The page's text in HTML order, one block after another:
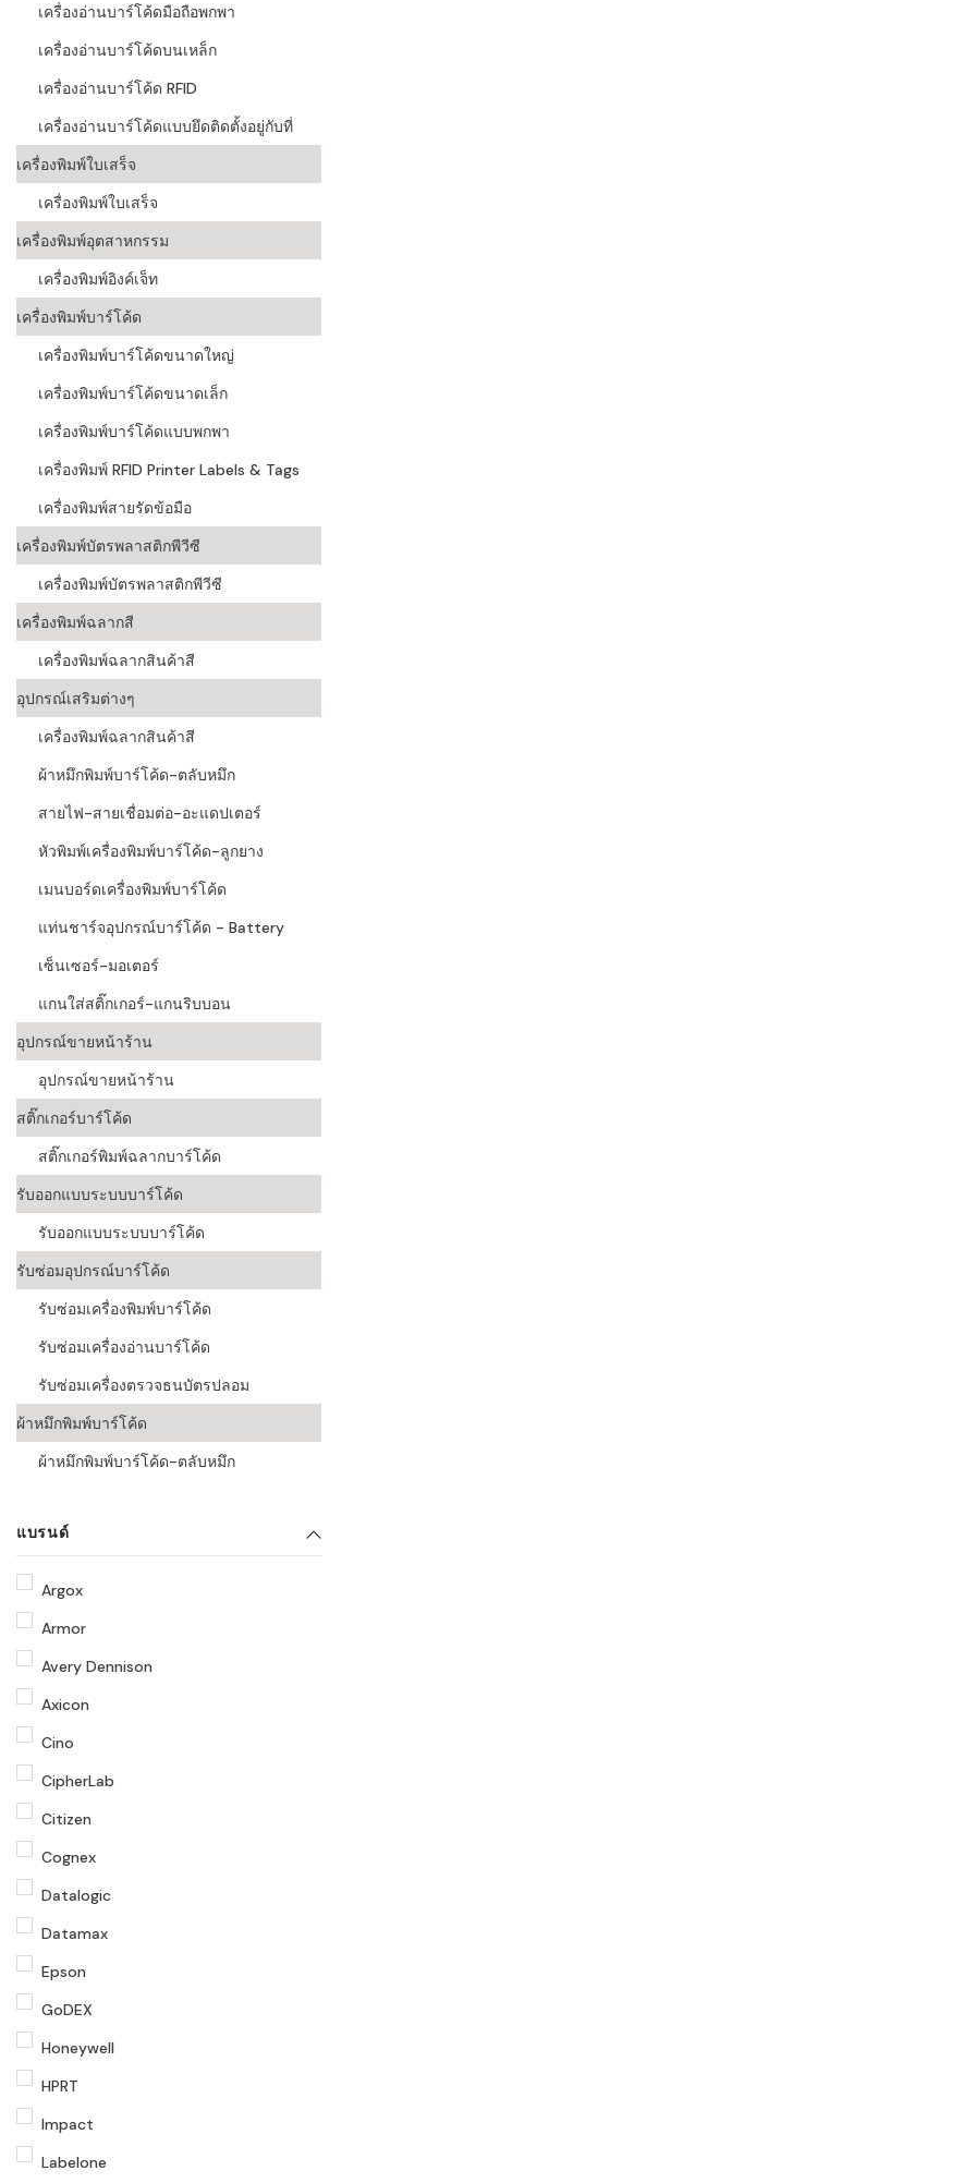
เครื่องอ่านบาร์โค้ดมือถือพกพา
เครื่องอ่านบาร์โค้ดบนเหล็ก
เครื่องอ่านบาร์โค้ด RFID
เครื่องอ่านบาร์โค้ดแบบยึดติดตั้งอยู่กับที่
เครื่องพิมพ์ใบเสร็จ
เครื่องพิมพ์ใบเสร็จ
เครื่องพิมพ์อุตสาหกรรม
เครื่องพิมพ์อิงค์เจ็ท
เครื่องพิมพ์บาร์โค้ด
เครื่องพิมพ์บาร์โค้ดขนาดใหญ่
เครื่องพิมพ์บาร์โค้ดขนาดเล็ก
เครื่องพิมพ์บาร์โค้ดแบบพกพา
เครื่องพิมพ์ RFID Printer Labels & Tags
เครื่องพิมพ์สายรัดข้อมือ
เครื่องพิมพ์บัตรพลาสติกพีวีซี
เครื่องพิมพ์บัตรพลาสติกพีวีซี
เครื่องพิมพ์ฉลากสี
เครื่องพิมพ์ฉลากสินค้าสี
อุปกรณ์เสริมต่างๆ
เครื่องพิมพ์ฉลากสินค้าสี
ผ้าหมึกพิมพ์บาร์โค้ด-ตลับหมึก
สายไฟ-สายเชื่อมต่อ-อะแดปเตอร์
หัวพิมพ์เครื่องพิมพ์บาร์โค้ด-ลูกยาง
เมนบอร์ดเครื่องพิมพ์บาร์โค้ด
แท่นชาร์จอุปกรณ์บาร์โค้ด - Battery
เซ็นเซอร์-มอเตอร์
แกนใส่สติ๊กเกอร์-แกนริบบอน
อุปกรณ์ขายหน้าร้าน
อุปกรณ์ขายหน้าร้าน
สติ๊กเกอร์บาร์โค้ด
สติ๊กเกอร์พิมพ์ฉลากบาร์โค้ด
รับออกแบบระบบบาร์โค้ด
รับออกแบบระบบบาร์โค้ด
รับซ่อมอุปกรณ์บาร์โค้ด
รับซ่อมเครื่องพิมพ์บาร์โค้ด
รับซ่อมเครื่องอ่านบาร์โค้ด
รับซ่อมเครื่องตรวจธนบัตรปลอม
ผ้าหมึกพิมพ์บาร์โค้ด
ผ้าหมึกพิมพ์บาร์โค้ด-ตลับหมึก
แบรนด์
Argox
Armor
Avery Dennison
Axicon
Cino
CipherLab
Citizen
Cognex
Datalogic
Datamax
Epson
GoDEX
Honeywell
HPRT
Impact
Labelone